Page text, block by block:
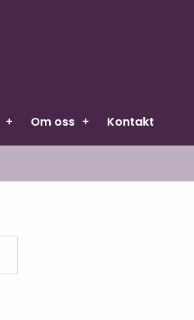
Om oss Kontakt